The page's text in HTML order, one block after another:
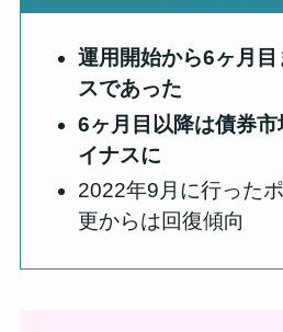
運用開始から6ヶ月
スであった
6ヶ月目以降は債券
イナスに
2022年9月に行った
更からは回復傾向